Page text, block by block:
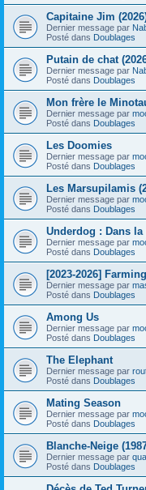
Capitaine Jim
Dernier message par
Posté dans Doublages
Putain de chat
Dernier message par
Posté dans Doublages
Mon frère le
Dernier message par
Posté dans Doublages
Les Doomies
Dernier message par
Posté dans Doublages
Les Marsupilamis
Dernier message par
Posté dans Doublages
Underdog : Dans
Dernier message par
Posté dans Doublages
[2023-2026]
Dernier message par
Posté dans Doublages
Among Us
Dernier message par
Posté dans Doublages
The Elephant
Dernier message par
Posté dans Doublages
Mating Season
Dernier message par
Posté dans Doublages
Blanche-Neige
Dernier message par
Posté dans Doublages